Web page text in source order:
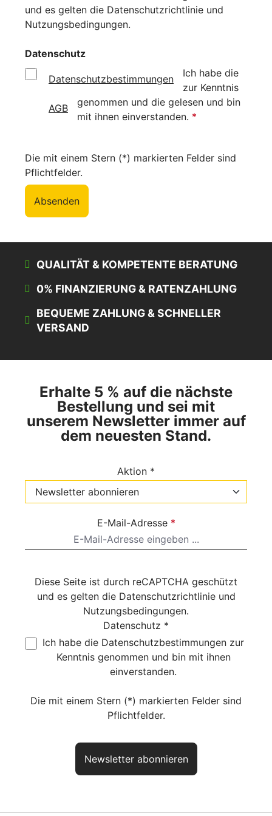
und es gelten die Datenschutzrichtlinie und
Nutzungsbedingungen.
Datenschutz
Ich habe die
Datenschutzbestimmungen
zur Kenntnis
genommen und die
AGB
gelesen und bin
mit ihnen einverstanden. *
Die mit einem Stern (*) markierten Felder sind
Pflichtfelder.
Absenden
QUALITÄT & KOMPETENTE BERATUNG
0% FINANZIERUNG & RATENZAHLUNG
BEQUEME ZAHLUNG & SCHNELLER
VERSAND
Erhalte 5 % auf die nächste
Bestellung und sei mit
unserem Newsletter immer auf
dem neuesten Stand.
Aktion *
E-Mail-Adresse *
Diese Seite ist durch reCAPTCHA geschützt
und es gelten die Datenschutzrichtlinieund
Nutzungsbedingungen.
Datenschutz *
Ich habe die Datenschutzbestimmungen zur
Kenntnis genommen und bin mit ihnen
einverstanden.
Die mit einem Stern (*) markierten Felder sind
Pflichtfelder.
Newsletter abonnieren